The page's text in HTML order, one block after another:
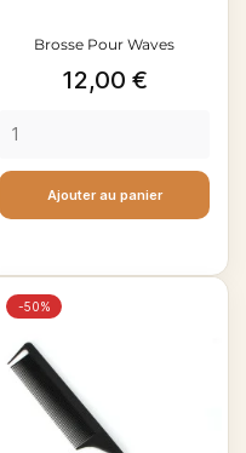
Brosse Pour Waves
Prix
12,00 €
Ajouter au panier
-50%